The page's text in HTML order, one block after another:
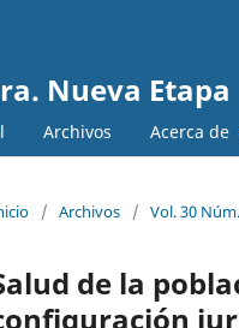
Nueva Etapa
Archivos Acerca de
/ Archivos / Vol. 30
de la